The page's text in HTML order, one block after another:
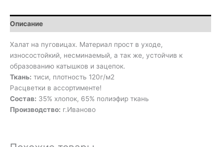
Описание
Халат на пуговицах. Материал прост в уходе,
износостойкий, несминаемый, а так же, устойчив к
образованию катышков и зацепок.
Ткань: тиси, плотность 120г/м2
Расцветки в ассортименте!
Состав: 35% хлопок, 65% полиэфир ткань
Производство: г.Иваново